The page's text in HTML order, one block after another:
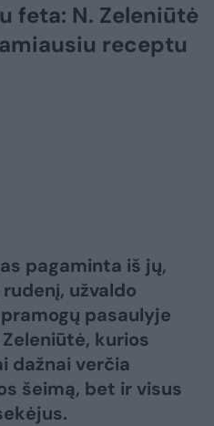
feta: N. Zeleniūtė
receptu
pagaminta iš jų,
užvaldo
pasaulyje
kurios
dažnai verčia
šeimą, bet ir visus